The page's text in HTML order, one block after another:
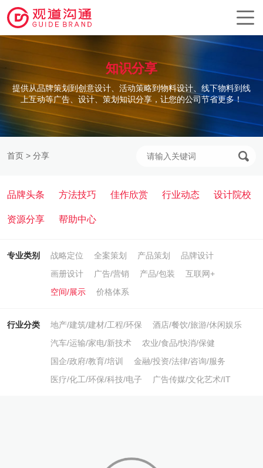
知识分享
提供从品牌策划到创意设计、活动策略到物料设计、线下物料到线
上互动等广告、设计、策划知识分享，让您的公司节省更多！
首页 > 分享
品牌头条 方法技巧 佳作欣赏 行业动态 设计院校
资源分享 帮助中心
专业类别 战略定位 全案策划 产品策划
品牌设计
画册设计
广告/营销 产品/包装
互联网+
空间/展示
价格体系
行业分类 地产/建筑/建材/工程/环保
酒店/餐饮/旅游/休闲娱乐
汽车/运输/家电/新技术
农业/食品/快消/保健
国企/政府/教育/培训
金融/投资/法律/咨询/服务
医疗/化工/环保/科技/电子
广告传媒/文化艺术/IT